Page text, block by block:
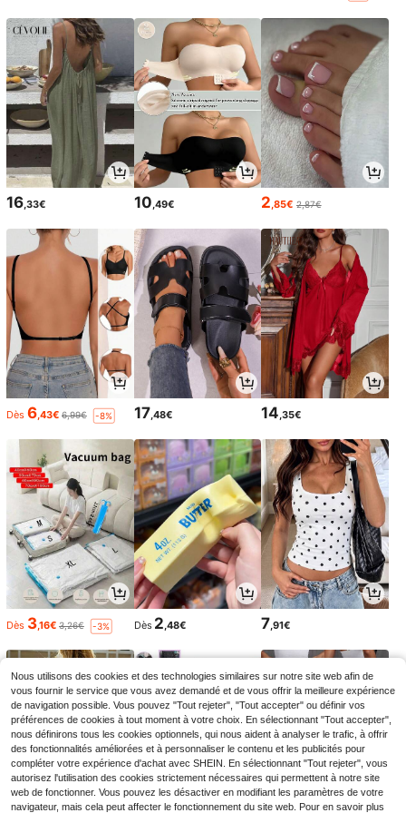
16 ,33€ 10 ,49€ 2 ,85€ 2,87€
Dès 6,43€ 6,99€ -8% 17,48€ 14,35€
Dès 3,16€ 3,26€ -3% Dès 2,48€ 7,91€
Nous utilisons des cookies et des technologies similaires sur notre site web afin de
vous fournir le service que vous avez demandé et de vous offrir la meilleure expérience
de navigation possible. Vous pouvez "Tout rejeter", "Tout accepter" ou définir vos
préférences de cookies à tout moment à votre choix. En sélectionnant "Tout accepter",
nous définirons tous les cookies optionnels, qui nous aident à analyser le trafic, à offrir
des fonctionnalités améliorées et à personnaliser le contenu et les publicités pour
compléter votre expérience d'achat avec SHEIN. En sélectionnant "Tout rejeter", vous
autorisez l'utilisation des cookies strictement nécessaires qui permettent à notre site
web de fonctionner. Vous pouvez les désactiver en modifiant les paramètres de votre
navigateur, mais cela peut affecter le fonctionnement du site web. Pour en savoir plus